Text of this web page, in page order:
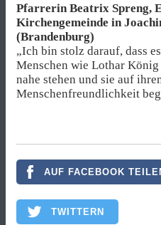
Pfarrerin Beatrix Spreng,
Kirchengemeinde in
(Brandenburg)
„Ich bin stolz darauf, dass
Menschen wie Lothar
nahe stehen und sie auf
Menschenfreundlichkeit
AUF FACEBOOK
TWITTERN